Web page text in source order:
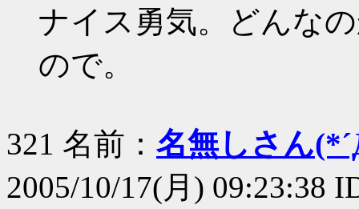
ナイス勇気。どんな
ので。
321 名前： 名無しさん
2005/10/17(月) 09:23:38